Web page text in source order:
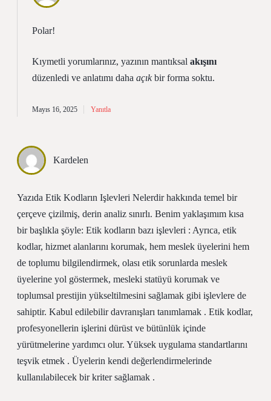
Polar!
Kıymetli yorumlarınız, yazının mantıksal akışını
düzenledi ve anlatımı daha açıkbir forma soktu.
Mayıs 16, 2025 Yanıtla
Kardelen
Yazıda Etik Kodların Işlevleri Nelerdir hakkında temel bir
çerçeve çizilmiş, derin analiz sınırlı. Benim yaklaşımım kısa
bir başlıkla şöyle: Etik kodların bazı işlevleri : Ayrıca, etik
kodlar, hizmet alanlarını korumak, hem meslek üyelerini hem
de toplumu bilgilendirmek, olası etik sorunlarda meslek
üyelerine yol göstermek, mesleki statüyü korumak ve
toplumsal prestijin yükseltilmesini sağlamak gibi işlevlere de
sahiptir. Kabul edilebilir davranışları tanımlamak . Etik kodlar,
profesyonellerin işlerini dürüst ve bütünlük içinde
yürütmelerine yardımcı olur. Yüksek uygulama standartlarını
teşvik etmek . Üyelerin kendi değerlendirmelerinde
kullanılabilecek bir kriter sağlamak .